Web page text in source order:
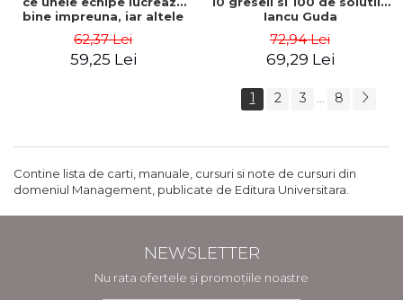
bine impreuna, iar altele
Sinek
62,37 Lei
59,25 Lei
Iancu Guda
72,94 Lei
69,29 Lei
1 2 3 ... 8
Contine lista de carti, manuale, cursuri si note de cursuri din
domeniul Management, publicate de Editura Universitara.
NEWSLETTER
Nu rata ofertele și promoțiile noastre